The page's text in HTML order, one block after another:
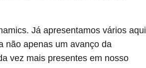
Já apresentamos vários aqui
não apenas um avanço da
vez mais presentes em nosso